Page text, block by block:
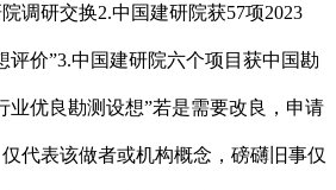
调研交换2.中国建研院获57项2023
评价”3.中国建研院六个项目获中国勘
业优良勘测设想”若是需要改良，申请
代表该做者或机构概念，磅礴旧事仅